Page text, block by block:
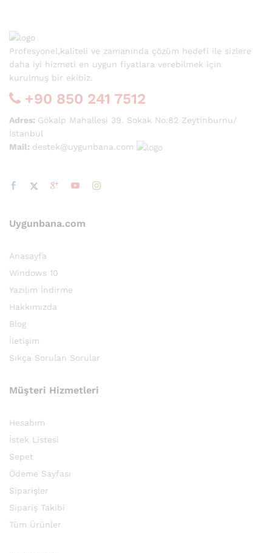
Profesyonel,kaliteli ve zamanında çözüm hedefi ile sizlere
daha iyi hizmeti en uygun fiyatlara verebilmek için
kurulmuş bir ekibiz.
+90 850 241 7512
Adres: Gökalp Mahallesi 39. Sokak No:82 Zeytinburnu/
İstanbul
Mail: destek@uygunbana.com
Uygunbana.com
Anasayfa
Windows 10
Yazılım İndirme
Hakkımızda
Blog
İletişim
Sıkça Sorulan Sorular
Müşteri Hizmetleri
Hesabım
İstek Listesi
Sepet
Ödeme Sayfası
Siparişler
Sipariş Takibi
Tüm Ürünler